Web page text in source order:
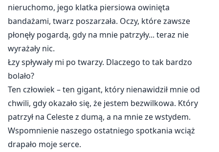
nieruchomo, jego klatka piersiowa owinięta
bandażami, twarz poszarzała. Oczy, które zawsze
płonęły pogardą, gdy na mnie patrzyły... teraz nie
wyrażały nic.
Łzy spływały mi po twarzy. Dlaczego to tak bardzo
bolało?
Ten człowiek – ten gigant, który nienawidził mnie od
chwili, gdy okazało się, że jestem bezwilkowa. Który
patrzył na Celeste z dumą, a na mnie ze wstydem.
Wspomnienie naszego ostatniego spotkania wciąż
drapało moje serce.